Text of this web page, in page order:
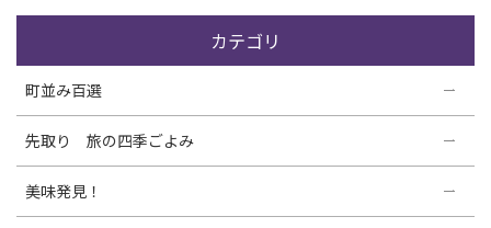
カテゴリ
町並み百選
先取り 旅の四季ごよみ
美味発見！